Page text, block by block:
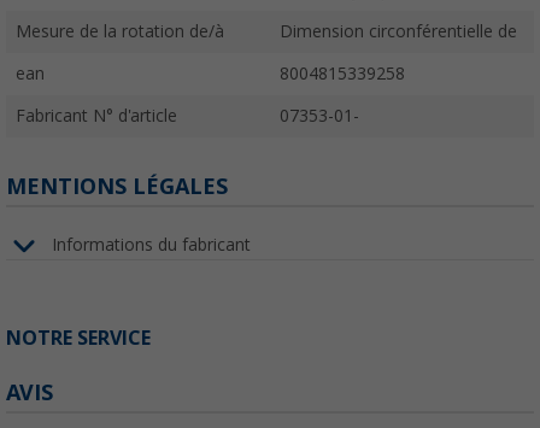
Mesure de la rotation de/à Dimension circonférentielle de
ean 8004815339258
Fabricant N° d'article 07353-01-
MENTIONS LÉGALES
Informations du fabricant
NOTRE SERVICE
AVIS